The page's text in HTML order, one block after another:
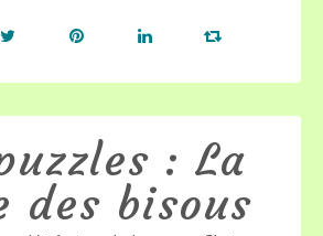
: La
des bisous